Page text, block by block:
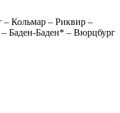
– Кольмар – Риквир –
Баден-Баден* – Вюрцбург